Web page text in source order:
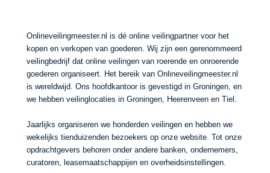
Onlineveilingmeester.nl is dé online veilingpartner voor het
kopen en verkopen van goederen. Wij zijn een gerenommeerd
veilingbedrijf dat online veilingen van roerende en onroerende
goederen organiseert. Het bereik van Onlineveilingmeester.nl
is wereldwijd. Ons hoofdkantoor is gevestigd in Groningen, en
we hebben veilinglocaties in Groningen, Heerenveen en Tiel.
Jaarlijks organiseren we honderden veilingen en hebben we
wekelijks tienduizenden bezoekers op onze website. Tot onze
opdrachtgevers behoren onder andere banken, ondernemers,
curatoren, leasemaatschappijen en overheidsinstellingen.